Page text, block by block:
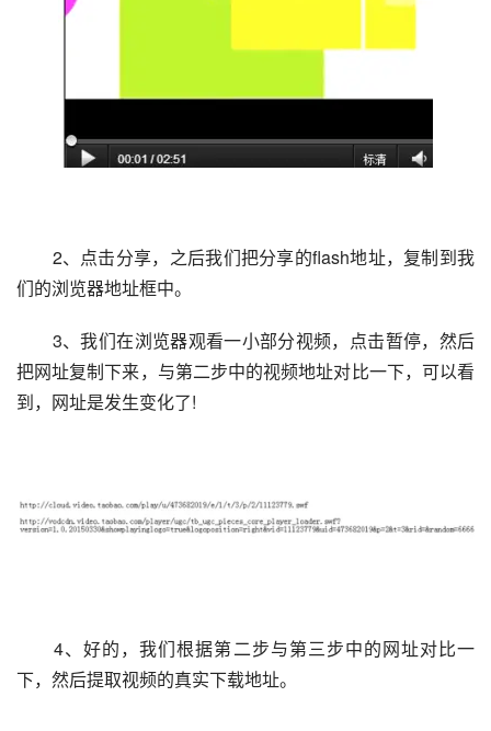
2、点击分享，之后我们把分享的flash地址，复制到我
们的浏览器地址框中。
3、我们在浏览器观看一小部分视频，点击暂停，然后
把网址复制下来，与第二步中的视频地址对比一下，可以看
到，网址是发生变化了!
4、好的，我们根据第二步与第三步中的网址对比一
下，然后提取视频的真实下载地址。